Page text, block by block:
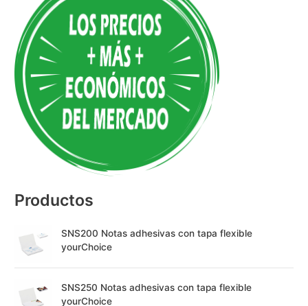
r
n
a
Productos
SNS200 Notas adhesivas con tapa flexible
yourChoice
SNS250 Notas adhesivas con tapa flexible
yourChoice